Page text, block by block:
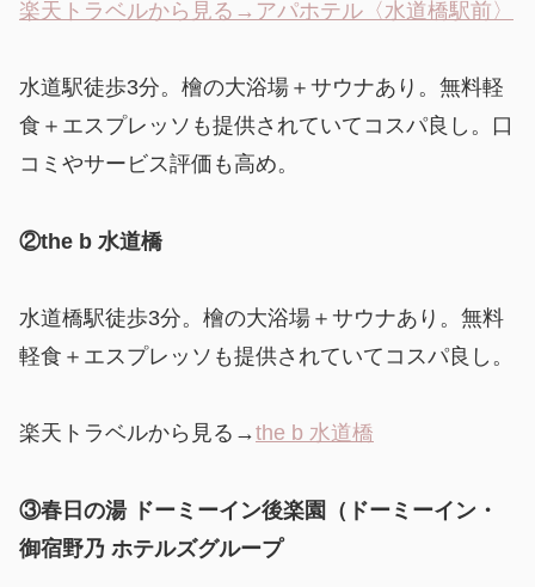
楽天トラベルから見る→アパホテル〈水道橋駅前〉
水道駅徒歩3分。檜の大浴場＋サウナあり。無料軽
食＋エスプレッソも提供されていてコスパ良し。口
コミやサービス評価も高め。
②the b 水道橋
水道橋駅徒歩3分。檜の大浴場＋サウナあり。無料
軽食＋エスプレッソも提供されていてコスパ良し。
楽天トラベルから見る→the b 水道橋
③春日の湯 ドーミーイン後楽園（ドーミーイン・
御宿野乃 ホテルズグループ